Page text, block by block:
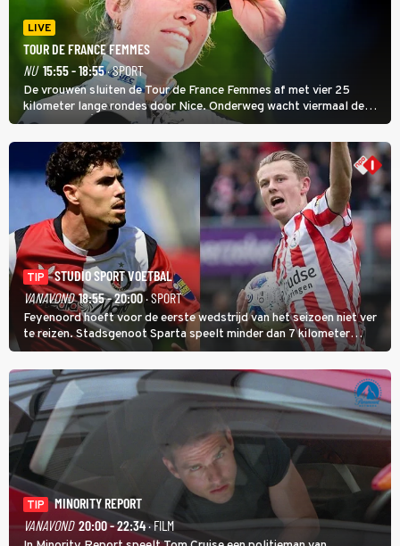
LIVE
TOUR DE FRANCE FEMMES
NU 15:55 - 18:55· SPORT
De vrouwen sluiten de Tour de France Femmes af met vier 25
kilometer lange rondes door Nice. Onderweg wacht viermaal de
zware Col d'Èze. Aan de finish op de Promenade des Anglais krijgt
de eindwinnaar de laatste gele trui.
TIP
STUDIO SPORT VOETBAL
VANAVOND 18:55 - 20:00· SPORT
Feyenoord hoeft voor de eerste wedstrijd van het seizoen niet ver
te reizen. Stadsgenoot Sparta speelt minder dan 7 kilometer
verderop. Feyenoord trok de Spaanse spits Nacho Ferri aan van
KVC Westerlo uit België.
TIP
MINORITY REPORT
VANAVOND 20:00 - 22:34· FILM